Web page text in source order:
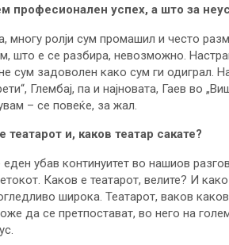
професионален успех, а што за
многу ролји сум промашил и често
што е се разбира, невозможно.
сум задоволен како сум ги одиграл.
Глембај, па и најновата, Гаев во
– се повеќе, за жал.
и, каков театар сакате?
убав континуитет во нашиов
Каков е театарот, велите? И
широка. Театарот, ваков
да се претпостават, во него на